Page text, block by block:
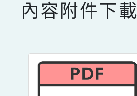
內容附件下載